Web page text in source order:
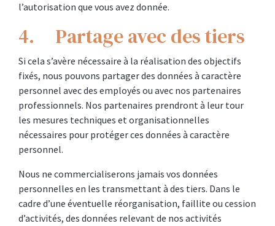
l’autorisation que vous avez donnée.
4. Partage avec des tiers
Si cela s’avère nécessaire à la réalisation des objectifs
fixés, nous pouvons partager des données à caractère
personnel avec des employés ou avec nos partenaires
professionnels. Nos partenaires prendront à leur tour
les mesures techniques et organisationnelles
nécessaires pour protéger ces données à caractère
personnel.
Nous ne commercialiserons jamais vos données
personnelles en les transmettant à des tiers. Dans le
cadre d’une éventuelle réorganisation, faillite ou cession
d’activités, des données relevant de nos activités